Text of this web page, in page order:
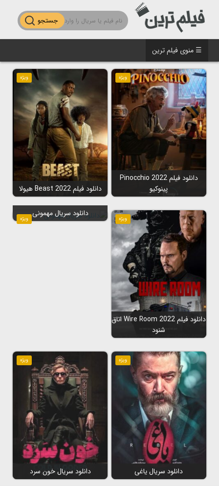
جستجو
☰ منوی فیلم ترین
ویژه
دانلود فیلم Pinocchio 2022
پینوکیو
ویژه
دانلود فیلم Beast 2022 هیولا
ویژه
دانلود فیلم Wire Room 2022 اتاق
شنود
ویژه
دانلود سریال مهمونی
ویژه
دانلود سریال یاغی
ویژه
دانلود سریال خون سرد